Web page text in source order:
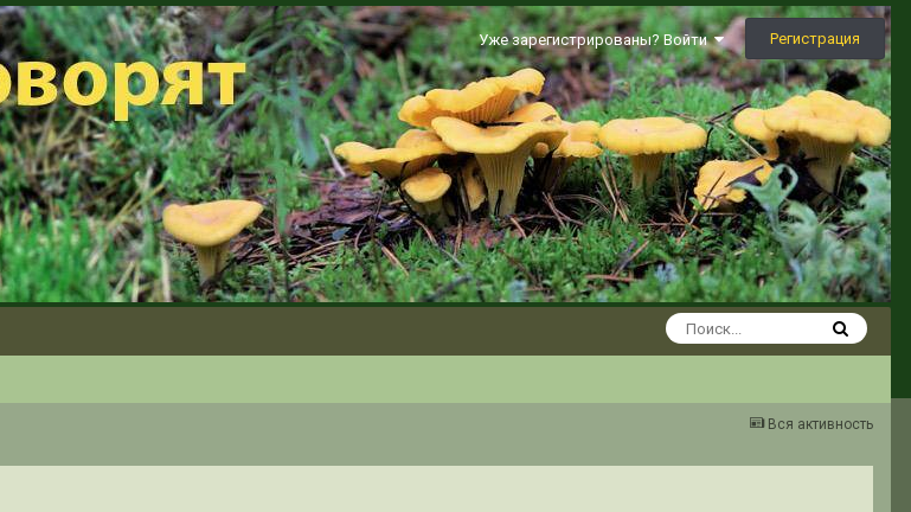
Уже зарегистрированы? Войти Регистрация
Вся активность